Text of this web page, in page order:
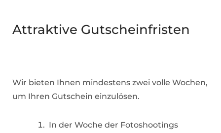
Attraktive Gutscheinfristen
Wir bieten Ihnen mindestens zwei volle Wochen,
um Ihren Gutschein einzulösen.
In der Woche der Fotoshootings